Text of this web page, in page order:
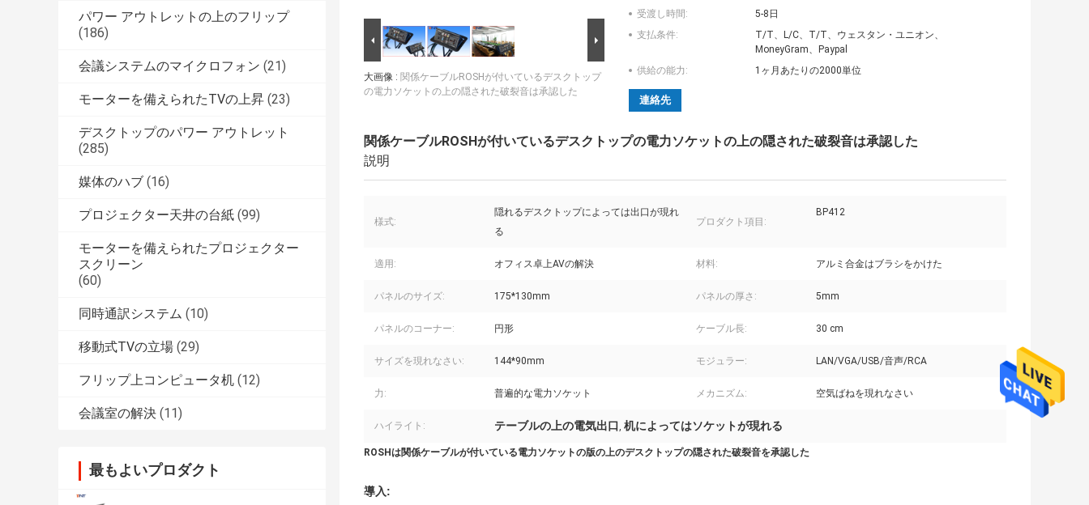
パワー アウトレットの上のフリップ
(186)
会議システムのマイクロフォン (21)
モーターを備えられたTVの上昇 (23)
デスクトップのパワー アウトレット
(285)
媒体のハブ (16)
プロジェクター天井の台紙 (99)
モーターを備えられたプロジェクター
スクリーン
(60)
同時通訳システム (10)
移動式TVの立場 (29)
フリップ上コンピュータ机 (12)
会議室の解決 (11)
最もよいプロダクト
大画像 : 関係ケーブルROSHが付いているデスクトップ
の電力ソケットの上の隠された破裂音は承認した
受渡し時間:
5-8日
支払条件:
T/T、L/C、T/T、ウェスタン・ユニオン、
MoneyGram、Paypal
供給の能力:
1ヶ月あたりの2000単位
連絡先
関係ケーブルROSHが付いているデスクトップの電力ソケットの上の隠された破裂音は承認した
説明
様式:
隠れるデスクトップによっては出口が現れ
る
プロダクト項目:
BP412
適用: オフィス卓上AVの解決 材料: アルミ合金はブラシをかけた
パネルのサイズ: 175*130mm パネルの厚さ: 5mm
パネルのコーナー: 円形 ケーブル長: 30 cm
サイズを現れなさい: 144*90mm モジュラー: LAN/VGA/USB/音声/RCA
力: 普遍的な電力ソケット メカニズム: 空気ばねを現れなさい
ハイライト: テーブルの上の電気出口, 机によってはソケットが現れる
ROSHは関係ケーブルが付いている電力ソケットの版の上のデスクトップの隠された破裂音を承認した
導入: